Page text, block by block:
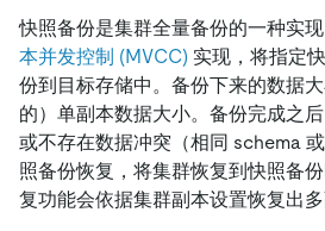
快照备份是集群全量备份的一种实
本并发控制 (MVCC) 实现，将指定
份到目标存储中。备份下来的数据
的）单副本数据大小。备份完成之
或不存在数据冲突（相同 schema
照备份恢复，将集群恢复到快照备
复功能会依据集群副本设置恢复出多